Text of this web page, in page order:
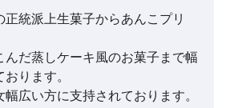
統派上生菓子からあんこプリ
んだ蒸しケーキ風のお菓子まで幅
ります。
広い方に支持されております。